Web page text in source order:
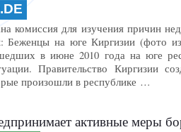
комиссия для изучения причин
Беженцы на юге Киргизии (фото
в июне 2010 года на юге
Правительство Киргизии
произошли в республике …
активные меры